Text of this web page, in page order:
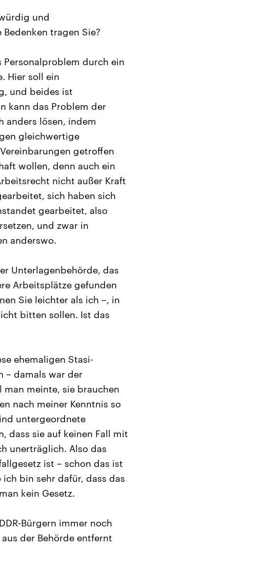
und
tragen Sie?
Personalproblem durch ein
Hier soll ein
und beides ist
kann das Problem der
anders lösen, indem
gleichwertige
getroffen
wollen, denn auch ein
nicht außer Kraft
sich haben sich
gearbeitet, also
und zwar in
anderswo.
Unterlagenbehörde, das
Arbeitsplätze gefunden
Sie leichter als ich –, in
bitten sollen. Ist das
ehemaligen Stasi-
– damals war der
meinte, sie brauchen
nach meiner Kenntnis so
untergeordnete
dass sie auf keinen Fall mit
unerträglich. Also das
ist – schon das ist
bin sehr dafür, dass das
kein Gesetz.
Bürgern immer noch
der Behörde entfernt